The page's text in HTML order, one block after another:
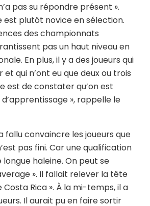
pas su répondre présent ».
est plutôt novice en sélection.
des championnats
pas un haut niveau en
En plus, il y a des joueurs qui
et qui n’ont eu que deux ou trois
est de constater qu’on est
», rappelle le
fallu convaincre les joueurs que
pas fini. Car une qualification
longue haleine. On peut se
». Il fallait relever la tête
Rica ». À la mi-temps, il a
Il aurait pu en faire sortir